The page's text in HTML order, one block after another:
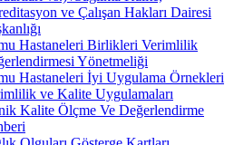
ve Çalışan Hakları Dairesi
Hastaneleri Birlikleri Verimlilik
Yönetmeliği
Hastaneleri İyi Uygulama Örnekleri
ve Kalite Uygulamaları
Kalite Ölçme Ve Değerlendirme